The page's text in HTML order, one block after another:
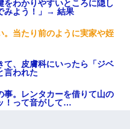
をわかりやすいところに隠し
みよう！」→ 結果
。当たり前のように実家や姪
て、皮膚科にいったら「ジベ
言われた
事。レンタカーを借りて山の
！って音がして…